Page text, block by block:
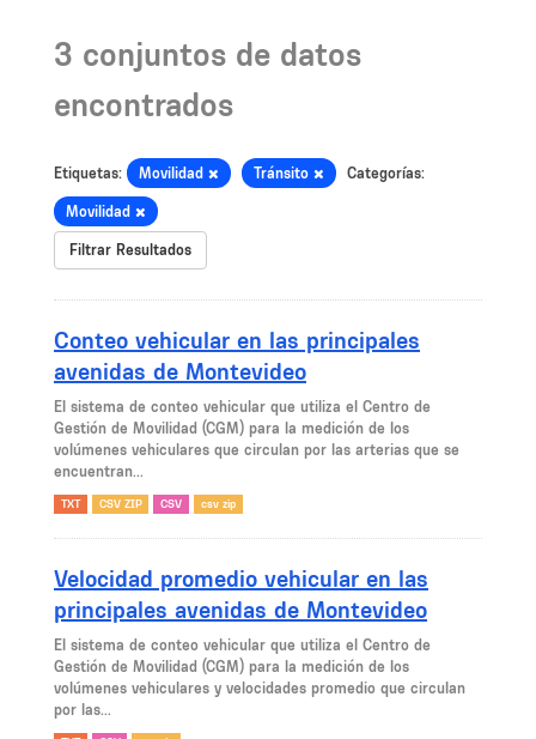
3 conjuntos de datos
encontrados
Etiquetas: Movilidad Tránsito Categorías:
Movilidad
Filtrar Resultados
Conteo vehicular en las principales
avenidas de Montevideo
El sistema de conteo vehicular que utiliza el Centro de
Gestión de Movilidad (CGM) para la medición de los
volúmenes vehiculares que circulan por las arterias que se
encuentran...
TXT CSV ZIP CSV csv zip
Velocidad promedio vehicular en las
principales avenidas de Montevideo
El sistema de conteo vehicular que utiliza el Centro de
Gestión de Movilidad (CGM) para la medición de los
volúmenes vehiculares y velocidades promedio que circulan
por las...